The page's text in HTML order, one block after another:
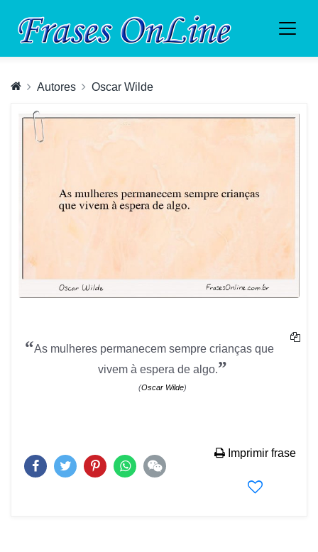
Autores Oscar Wilde
“As mulheres permanecem sempre crianças que
vivem à espera de algo.”
(Oscar Wilde)
Imprimir frase